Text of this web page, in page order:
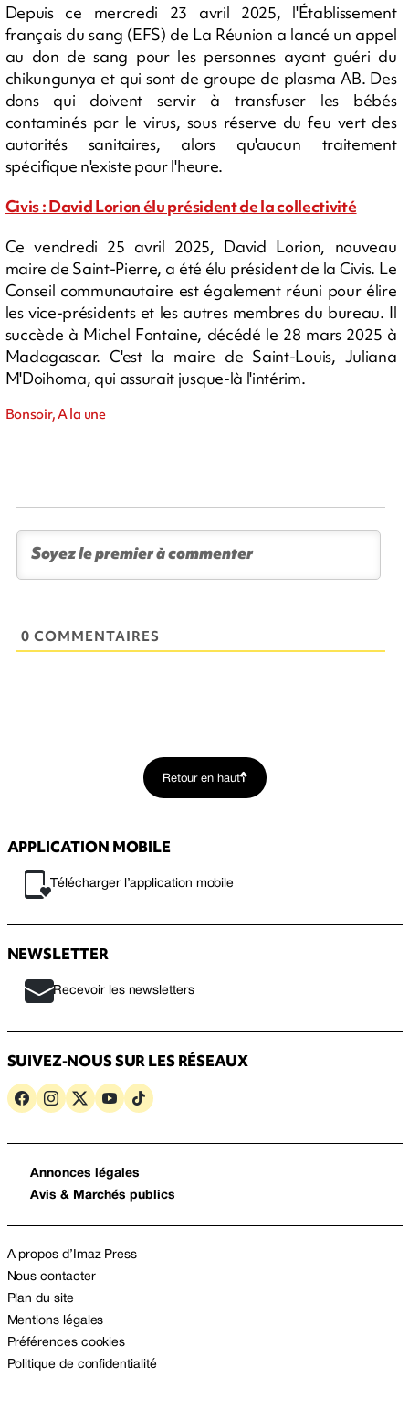
Depuis ce mercredi 23 avril 2025, l'Établissement
français du sang (EFS) de La Réunion a lancé un appel
au don de sang pour les personnes ayant guéri du
chikungunya et qui sont de groupe de plasma AB. Des
dons qui doivent servir à transfuser les bébés
contaminés par le virus, sous réserve du feu vert des
autorités sanitaires, alors qu'aucun traitement
spécifique n'existe pour l'heure.
Civis : David Lorion élu président de la collectivité
Ce vendredi 25 avril 2025, David Lorion, nouveau
maire de Saint-Pierre, a été élu président de la Civis. Le
Conseil communautaire est également réuni pour élire
les vice-présidents et les autres membres du bureau. Il
succède à Michel Fontaine, décédé le 28 mars 2025 à
Madagascar. C'est la maire de Saint-Louis, Juliana
M'Doihoma, qui assurait jusque-là l'intérim.
Bonsoir, A la une
0 COMMENTAIRES
Retour en haut
APPLICATION MOBILE
Télécharger l’application mobile
NEWSLETTER
Recevoir les newsletters
SUIVEZ-NOUS SUR LES RÉSEAUX
Annonces légales
Avis & Marchés publics
A propos d’Imaz Press
Nous contacter
Plan du site
Mentions légales
Préférences cookies
Politique de confidentialité